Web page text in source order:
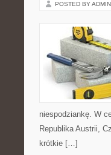
POSTED BY ADMIN
niespodziankę. W
Republika Austrii,
krótkie […]